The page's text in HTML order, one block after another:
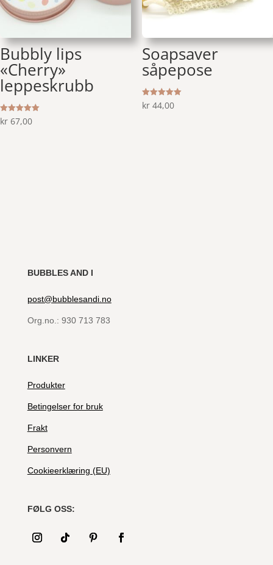
Bubbly lips
«Cherry»
leppeskrubb
Vurdert
5.00
kr 67,00
Soapsaver
såpepose
Vurdert
5.00
kr44,00
BUBBLES AND I
post@bubblesandi.no
Org.no.: 930 713 783
LINKER
Produkter
Betingelser for bruk
Frakt
Personvern
Cookieerklæring (EU)
FØLG OSS: